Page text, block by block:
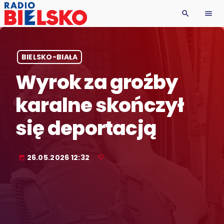
search menu
BIELSKO-BIAŁA
Wyrok za groźby
karalne skończył
się deportacją
today 26.05.2026 12:32